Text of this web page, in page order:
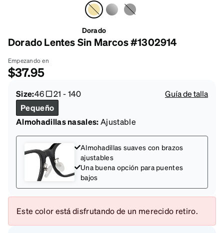
Dorado
Dorado Lentes Sin Marcos #1302914
Empezando en
$37.95
Size:46 21 -140
Guía de talla
Pequeño
Almohadillas nasales:Ajustable
Almohadillas suaves con brazos
ajustables
Una buena opción para puentes
bajos
Este color está disfrutando de un merecido retiro.